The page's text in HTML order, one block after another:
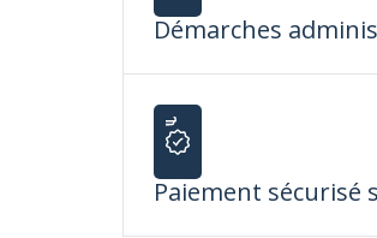
Démarches
Paiement sécurisé